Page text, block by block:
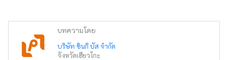
บทความโดย
บริษัท ชินกิ บัส จำกัด
จังหวัดเฮียวโกะ